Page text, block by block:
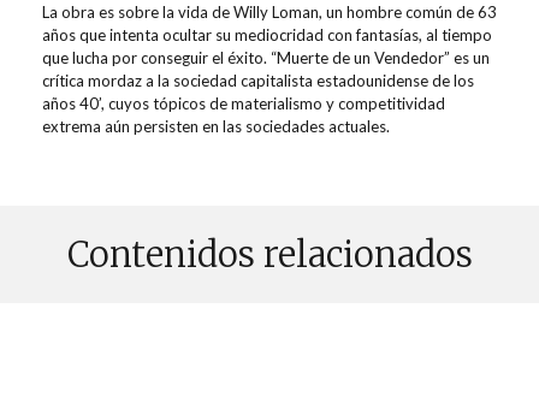
La obra es sobre la vida de Willy Loman, un hombre común de 63
años que intenta ocultar su mediocridad con fantasías, al tiempo
que lucha por conseguir el éxito. “Muerte de un Vendedor” es un
crítica mordaz a la sociedad capitalista estadounidense de los
años 40’, cuyos tópicos de materialismo y competitividad
extrema aún persisten en las sociedades actuales.
Contenidos relacionados